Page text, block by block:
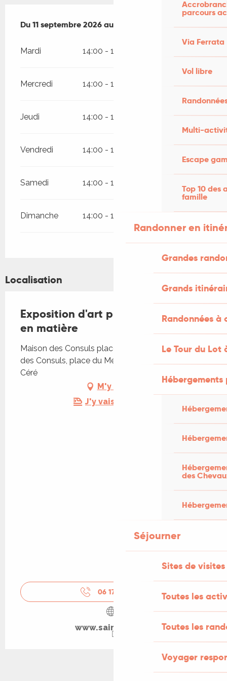
parcours
Via Ferrata
Vol libre
Multi-
Escape
Top 10 des
famille
Randonner en
Grandes
Grands
Randonnées
Le Tour du Lot
des
Séjourner
Sites de visites
Toutes les
Toutes les
Voyager
Du11 septembre 2026au 23 septembre 2026
Du11 septembre 2026au 23 septembre 2026
Mardi 14:00 - 19:00
Mercredi 14:00 - 19:00
Jeudi 14:00 - 19:00
Vendredi 14:00 - 19:00
Samedi 14:00 - 19:00
Dimanche 14:00 - 19:00
Localisation
Exposition d'art plastique - entrez
en matière
Maison des Consuls place du Mercadial, Maison
des Consuls, place du Mercadial, 46400 Saint-
Céré
M'y rendre
J'y vais en train !
06 17 14 22
www.saint-cere.fr